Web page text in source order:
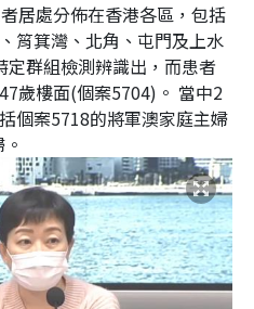
居處分佈在香港各區，包括
筲箕灣、北角、屯門及上水
群組檢測辨識出，而患者
歲樓面(個案5704)。 當中2
個案5718的將軍澳家庭主婦